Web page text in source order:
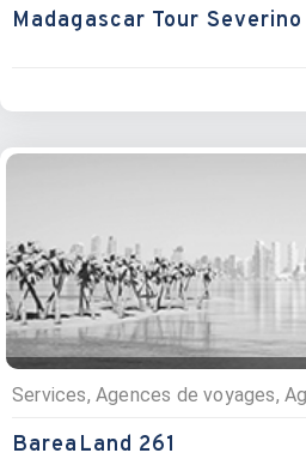
Madagascar Tour Severino
Services, Agences de voyages,
BareaLand 261